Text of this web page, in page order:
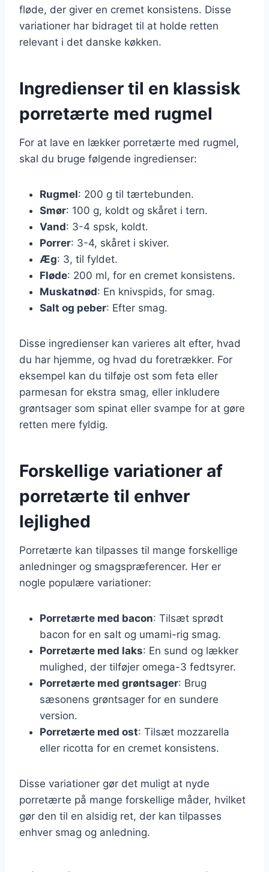
fløde, der giver en cremet konsistens. Disse
variationer har bidraget til at holde retten
relevant i det danske køkken.
Ingredienser til en klassisk
porretærte med rugmel
For at lave en lækker porretærte med rugmel,
skal du bruge følgende ingredienser:
Rugmel: 200 g til tærtebunden.
Smør: 100 g, koldt og skåret i tern.
Vand: 3-4 spsk, koldt.
Porrer: 3-4, skåret i skiver.
Æg: 3, til fyldet.
Fløde: 200 ml, for en cremet konsistens.
Muskatnød: En knivspids, for smag.
Salt og peber: Efter smag.
Disse ingredienser kan varieres alt efter, hvad
du har hjemme, og hvad du foretrækker. For
eksempel kan du tilføje ost som feta eller
parmesan for ekstra smag, eller inkludere
grøntsager som spinat eller svampe for at gøre
retten mere fyldig.
Forskellige variationer af
porretærte til enhver
lejlighed
Porretærte kan tilpasses til mange forskellige
anledninger og smagspræferencer. Her er
nogle populære variationer:
Porretærte med bacon: Tilsæt sprødt
bacon for en salt og umami-rig smag.
Porretærte med laks: En sund og lækker
mulighed, der tilføjer omega-3 fedtsyrer.
Porretærte med grøntsager: Brug
sæsonens grøntsager for en sundere
version.
Porretærte med ost: Tilsæt mozzarella
eller ricotta for en cremet konsistens.
Disse variationer gør det muligt at nyde
porretærte på mange forskellige måder, hvilket
gør den til en alsidig ret, der kan tilpasses
enhver smag og anledning.